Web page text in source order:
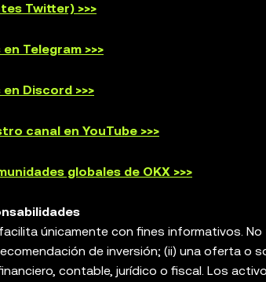
Twitter) >>>
Telegram >>>
Discord >>>
canal en YouTube >>>
globales de OKX >>>
únicamente con fines informativos.
de inversión; (ii) una oferta
contable, jurídico o fiscal. Los